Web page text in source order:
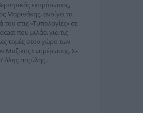
εκπρόσωπος,
Μαρινάκης, ανοίγει τα
του στις «Τυπολογίες» σε
που μιλάει για τις
τομές στον χώρο των
Μαζικής Ενημέρωσης. Σε
όλης της ύλης